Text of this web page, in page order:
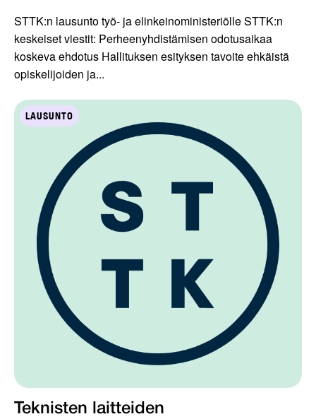
STTK:n lausunto työ- ja elinkeinoministeriölle STTK:n
keskeiset viestit: Perheenyhdistämisen odotusaikaa
koskeva ehdotus Hallituksen esityksen tavoite ehkäistä
opiskelijoiden ja...
LAUSUNTO
Teknisten laitteiden